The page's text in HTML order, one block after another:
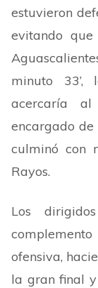
estuvieron
evitando
minuto 33’,
acercaría
encargado
culminó con
Rayos.
Los
ofensiva,
la gran final